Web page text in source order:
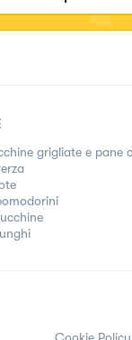
grigliate e pane